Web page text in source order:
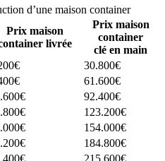
d’une maison container
Prix maison
livrée
Prix maison
container
clé en main
30.800€
61.600€
92.400€
123.200€
154.000€
184.800€
215.600€